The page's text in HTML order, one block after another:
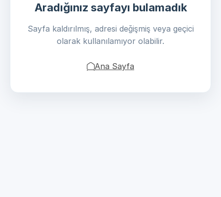
Aradığınız sayfayı bulamadık
Sayfa kaldırılmış, adresi değişmiş veya geçici
olarak kullanılamıyor olabilir.
Ana Sayfa